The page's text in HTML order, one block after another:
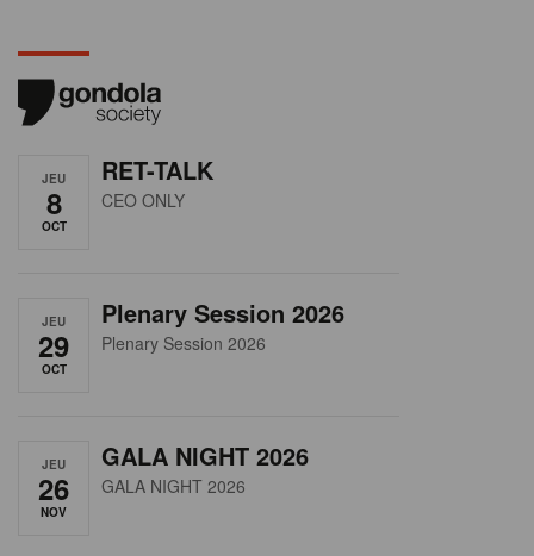
JEU
8
OCT
RET-TALK
CEO ONLY
JEU
29
OCT
Plenary Session 2026
Plenary Session 2026
JEU
26
NOV
GALA NIGHT 2026
GALA NIGHT 2026